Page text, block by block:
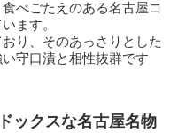
べごたえのある名古屋コ
ます。
り、そのあっさりとした
守口漬と相性抜群です
ックスな名古屋名物